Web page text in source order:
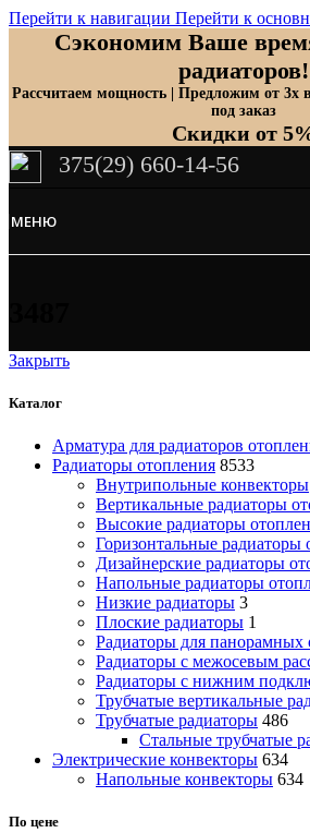
Перейти к навигации Перейти к
Сэкономим Ваше
радиаторов!
Рассчитаем мощность | Предложим от 3х
под заказ
Скидки от
375(29) 660-14-56
МЕНЮ
Закрыть
Каталог
Арматура для радиаторов
Радиаторы отопления 8533
Внутрипольные конвекторы
Вертикальные радиаторы
Высокие радиаторы
Горизонтальные радиаторы
Дизайнерские радиаторы
Напольные радиаторы
Низкие радиаторы 3
Плоские радиаторы 1
Радиаторы для панорамных
Радиаторы с межосевым
Радиаторы с нижним
Трубчатые вертикальные
Трубчатые радиаторы 486
Cтальные трубчатые
Электрические конвекторы 634
Напольные конвекторы 634
По цене